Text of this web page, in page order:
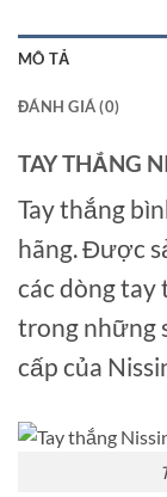
MÔ TẢ
ĐÁNH GIÁ (0)
TAY THẮNG
Tay thắng
hãng. Được
các dòng tay
trong những
cấp của